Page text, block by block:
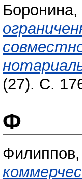
(27). С.
Ф